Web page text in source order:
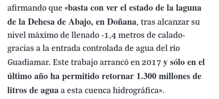
afirmando que «basta con ver el estado de la laguna
de la Dehesa de Abajo, en Doñana, tras alcanzar su
nivel máximo de llenado -1,4 metros de calado-
gracias a la entrada controlada de agua del río
Guadiamar. Este trabajo arrancó en 2017 y sólo en el
último año ha permitido retornar 1.300 millones de
litros de agua a esta cuenca hidrográfica».